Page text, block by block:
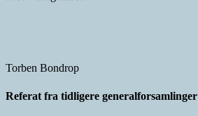
Torben Bondrop
Referat fra tidligere generalforsamlinger